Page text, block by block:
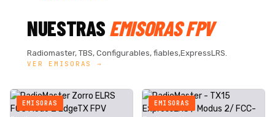
NUESTRASEMISORAS FPV
Radiomaster, TBS, Configurables, fiables,ExpressLRS.
VER EMISORAS →
EMISORAS EMISORAS